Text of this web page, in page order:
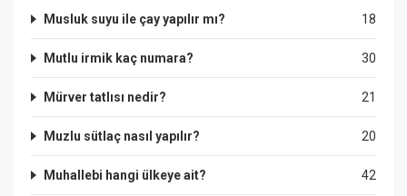
18
Musluk suyu ile çay yapılır mı?
30
Mutlu irmik kaç numara?
21
Mürver tatlısı nedir?
20
Muzlu sütlaç nasıl yapılır?
42
Muhallebi hangi ülkeye ait?